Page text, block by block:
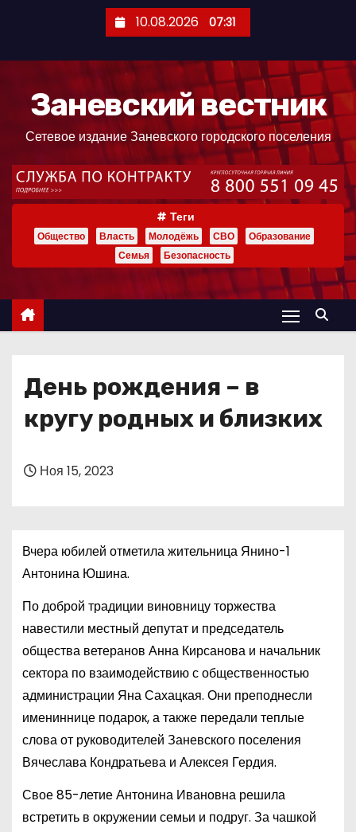
ж
10.08.2026 07:31
Заневский вестник
Сетевое издание Заневского городского поселения
Теги
Общество Власть Молодёжь СВО
Образование
Семья
Безопасность
День рождения – в
кругу родных и близких
Ноя 15, 2023
Вчера юбилей отметила жительница Янино-1
Антонина Юшина.
По доброй традиции виновницу торжества
навестили местный депутат и председатель
общества ветеранов Анна Кирсанова и начальник
сектора по взаимодействию с общественностью
администрации Яна Сахацкая. Они преподнесли
имениннице подарок, а также передали теплые
слова от руководителей Заневского поселения
Вячеслава Кондратьева и Алексея Гердия.
Свое 85-летие Антонина Ивановна решила
встретить в окружении семьи и подруг. За чашкой